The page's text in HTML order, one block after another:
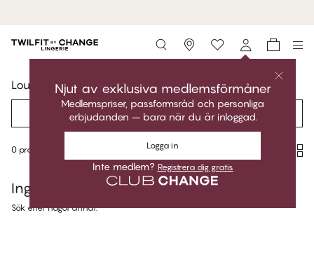
Storefinder
Njut av exklusiva medlemsförmåner
Medlemspriser, passformsråd och personliga
erbjudanden – bara när du är inloggad.
Logga in
Inte medlem? Registrera dig gratis
Loungewear
Filter Rekommenderad
0 produkter
Inga resultat
Sök efter något annat.